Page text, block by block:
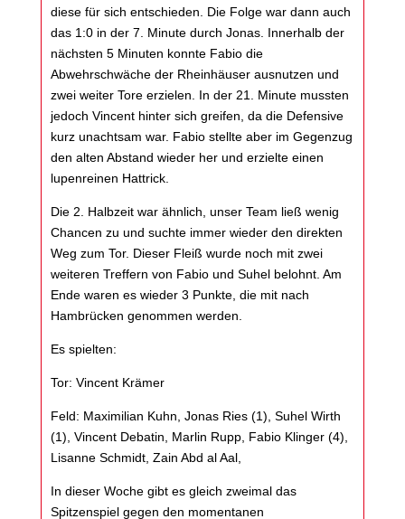
diese für sich entschieden. Die Folge war dann auch
das 1:0 in der 7. Minute durch Jonas. Innerhalb der
nächsten 5 Minuten konnte Fabio die
Abwehrschwäche der Rheinhäuser ausnutzen und
zwei weiter Tore erzielen. In der 21. Minute mussten
jedoch Vincent hinter sich greifen, da die Defensive
kurz unachtsam war. Fabio stellte aber im Gegenzug
den alten Abstand wieder her und erzielte einen
lupenreinen Hattrick.
Die 2. Halbzeit war ähnlich, unser Team ließ wenig
Chancen zu und suchte immer wieder den direkten
Weg zum Tor. Dieser Fleiß wurde noch mit zwei
weiteren Treffern von Fabio und Suhel belohnt. Am
Ende waren es wieder 3 Punkte, die mit nach
Hambrücken genommen werden.
Es spielten:
Tor: Vincent Krämer
Feld: Maximilian Kuhn, Jonas Ries (1), Suhel Wirth
(1), Vincent Debatin, Marlin Rupp, Fabio Klinger (4),
Lisanne Schmidt, Zain Abd al Aal,
In dieser Woche gibt es gleich zweimal das
Spitzenspiel gegen den momentanen